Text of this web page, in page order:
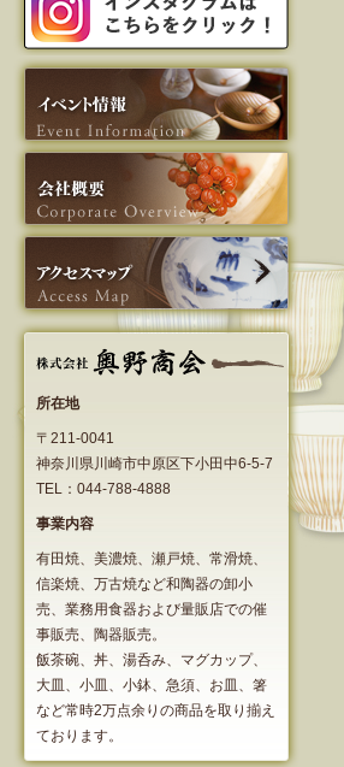
所在地
〒211-0041
神奈川県川崎市中原区下小田中6-5-7
TEL：044-788-4888
事業内容
有田焼、美濃焼、瀬戸焼、常滑焼、
信楽焼、万古焼など和陶器の卸小
売、業務用食器および量販店での催
事販売、陶器販売。
飯茶碗、丼、湯呑み、マグカップ、
大皿、小皿、小鉢、急須、お皿、箸
など常時2万点余りの商品を取り揃え
ております。